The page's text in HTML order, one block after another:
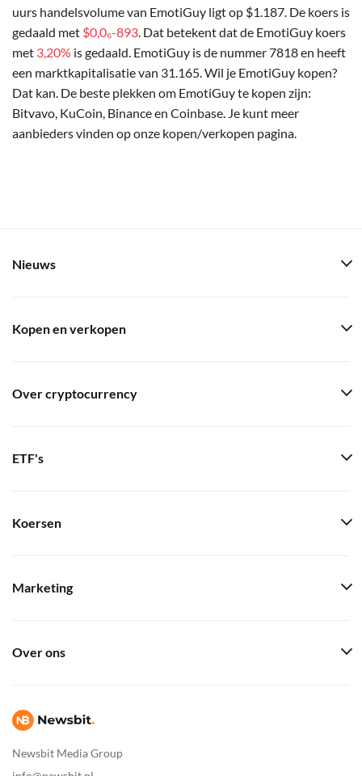
uurs handelsvolume van EmotiGuy ligt op $1.187. De koers is
gedaald met $0,0₆-893. Dat betekent dat de EmotiGuy koers
met 3,20% is gedaald. EmotiGuy is de nummer 7818 en heeft
een marktkapitalisatie van 31.165. Wil je EmotiGuy kopen?
Dat kan. De beste plekken om EmotiGuy te kopen zijn:
Bitvavo, KuCoin, Binance en Coinbase. Je kunt meer
aanbieders vinden op onze kopen/verkopen pagina.
Newsbit Media Group
Nieuws
Kopen en verkopen
Over cryptocurrency
ETF's
Koersen
Marketing
Over ons